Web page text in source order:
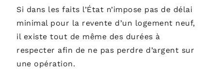
Si dans les faits l’État n’impose pas de délai
minimal pour la revente d’un logement neuf,
il existe tout de même des durées à
respecter afin de ne pas perdre d’argent sur
une opération.